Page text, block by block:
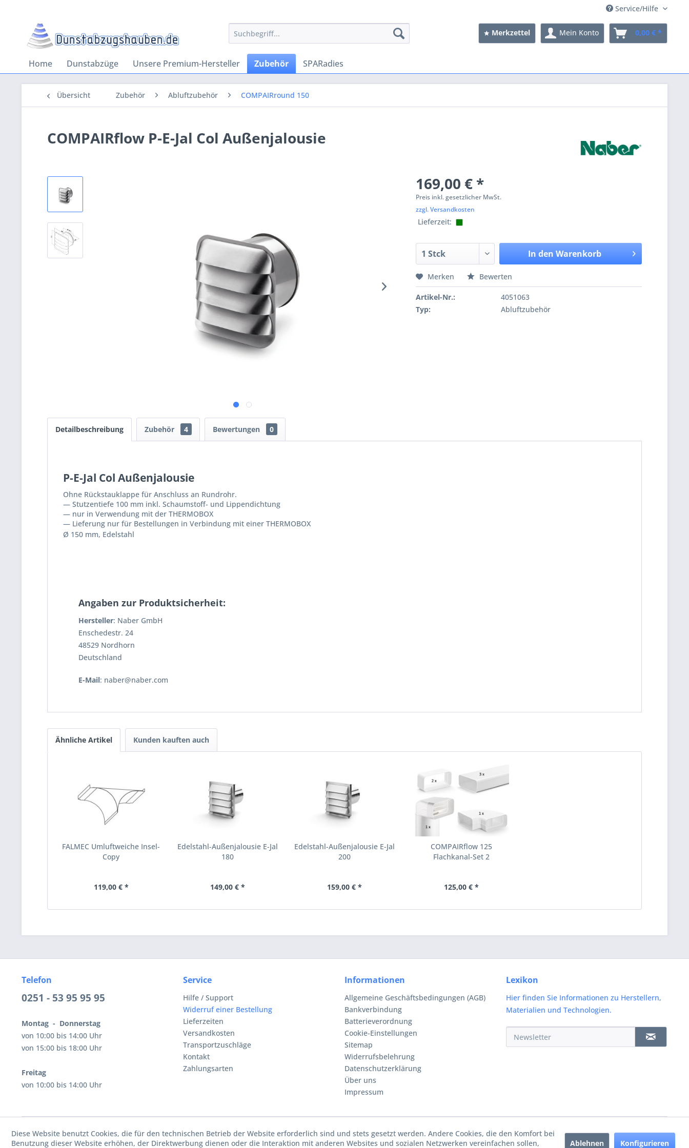
Service/Hilfe
Merkzettel Mein Konto 0,00 € *
Home Dunstabzüge Unsere Premium-Hersteller Zubehör SPARadies
Übersicht Zubehör Abluftzubehör COMPAIRround 150
COMPAIRflow P-E-Jal Col Außenjalousie
169,00 € *
Preis inkl. gesetzlicher MwSt.
zzgl. Versandkosten
Lieferzeit:
In den Warenkorb
Merken Bewerten
Artikel-Nr.:
4051063
Typ:
Abluftzubehör
Detailbeschreibung Zubehör 4 Bewertungen 0
P-E-Jal Col Außenjalousie
Ohne Rückstauklappe für Anschluss an Rundrohr.
— Stutzentiefe 100 mm inkl. Schaumstoff- und Lippendichtung
— nur in Verwendung mit der THERMOBOX
— Lieferung nur für Bestellungen in Verbindung mit einer THERMOBOX
Ø 150 mm, Edelstahl
Angaben zur Produktsicherheit:
Hersteller: Naber GmbH
Enschedestr. 24
48529 Nordhorn
Deutschland
E-Mail: naber@naber.com
Ähnliche Artikel Kunden kauften auch
FALMEC Umluftweiche Insel-
Copy
119,00 € *
Edelstahl-Außenjalousie E-Jal
180
149,00 € *
Edelstahl-Außenjalousie E-Jal
200
159,00 € *
COMPAIRflow 125
Flachkanal-Set 2
125,00 € *
Telefon
0251 - 53 95 95 95
Montag - Donnerstag
von 10:00 bis 14:00 Uhr
von 15:00 bis 18:00 Uhr
Freitag
von 10:00 bis 14:00 Uhr
Service
Hilfe / Support
Widerruf einer Bestellung
Lieferzeiten
Versandkosten
Transportzuschläge
Kontakt
Zahlungsarten
Informationen
Allgemeine Geschäftsbedingungen (AGB)
Bankverbindung
Batterieverordnung
Cookie-Einstellungen
Sitemap
Widerrufsbelehrung
Datenschutzerklärung
Über uns
Impressum
Lexikon
Hier finden Sie Informationen zu Herstellern,
Materialien und Technologien.
Diese Website benutzt Cookies, die für den technischen Betrieb der Website erforderlich sind und stets gesetzt werden. Andere Cookies, die den Komfort bei
Benutzung dieser Website erhöhen, der Direktwerbung dienen oder die Interaktion mit anderen Websites und sozialen Netzwerken vereinfachen sollen,
Ablehnen Konfigurieren